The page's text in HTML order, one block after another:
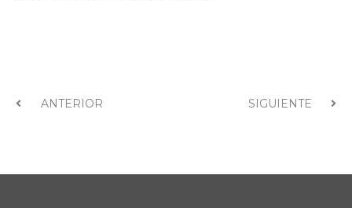
ANTERIOR SIGUIENTE